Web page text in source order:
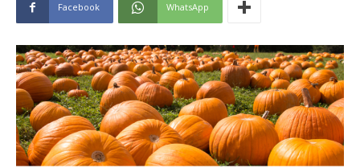
Facebook WhatsApp